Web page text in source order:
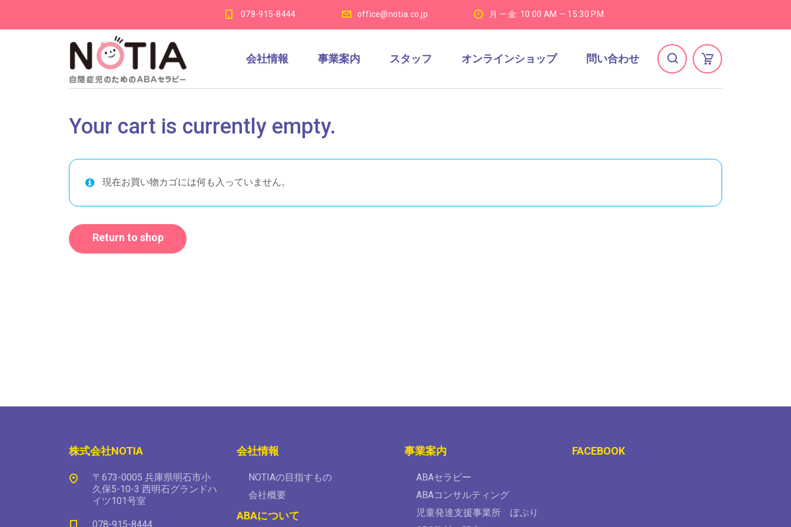
078-915-8444 office@notia.co.jp 月 — 金: 10:00 AM — 15:30 PM
会社情報 事業案内 スタッフ オンラインショップ 問い合わせ
Your cart is currently empty.
現在お買い物カゴには何も入っていません。
Return to shop
株式会社NOTIA
〒673-0005 兵庫県明石市小
久保5-10-3 西明石グランドハ
イツ101号室
078-915-8444
会社情報
NOTIAの目指すもの
会社概要
ABAについて
事業案内
ABAセラピー
ABAコンサルティング
児童発達支援事業所 ぽぷり
FACEBOOK